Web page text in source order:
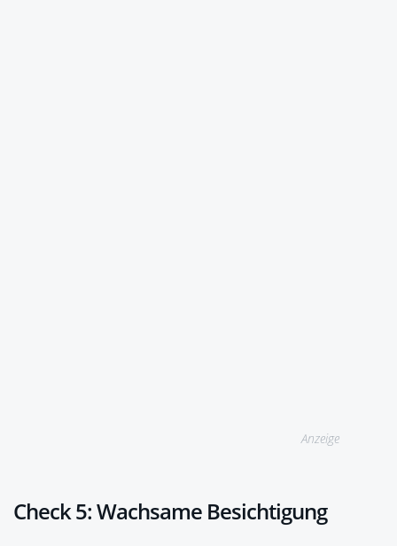
Anzeige
Check 5: Wachsame Besichtigung